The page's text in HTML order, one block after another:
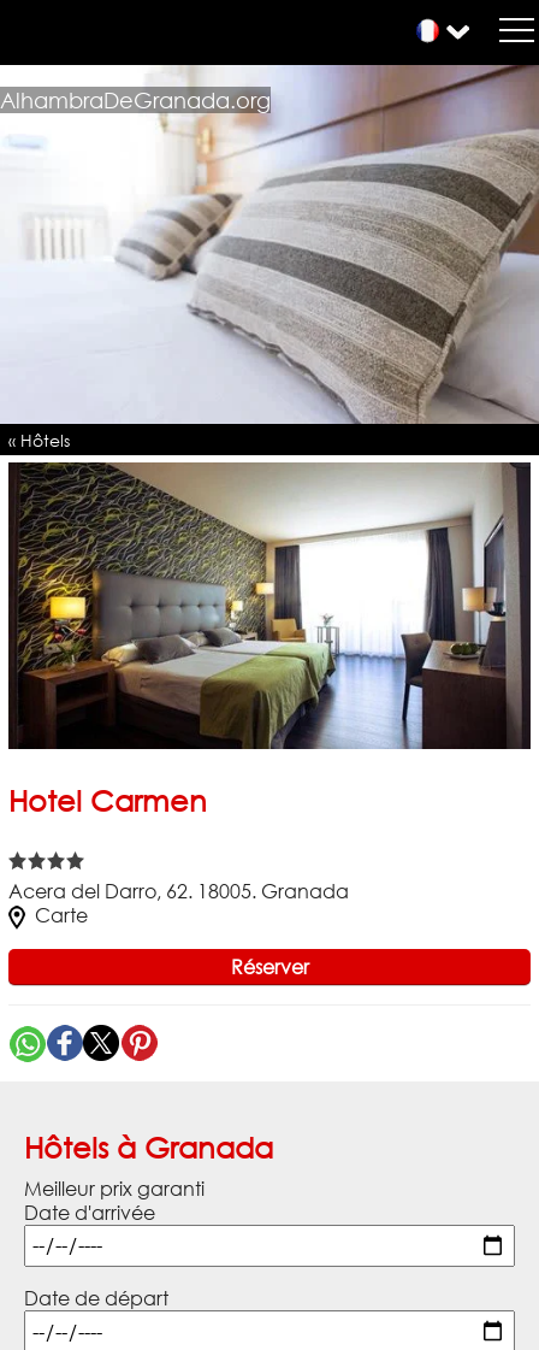
AlhambraDeGranada.org
« Hôtels
Hotel Carmen
Acera del Darro, 62. 18005. Granada
Carte
Réserver
Hôtels à Granada
Meilleur prix garanti
Date d'arrivée
Date de départ